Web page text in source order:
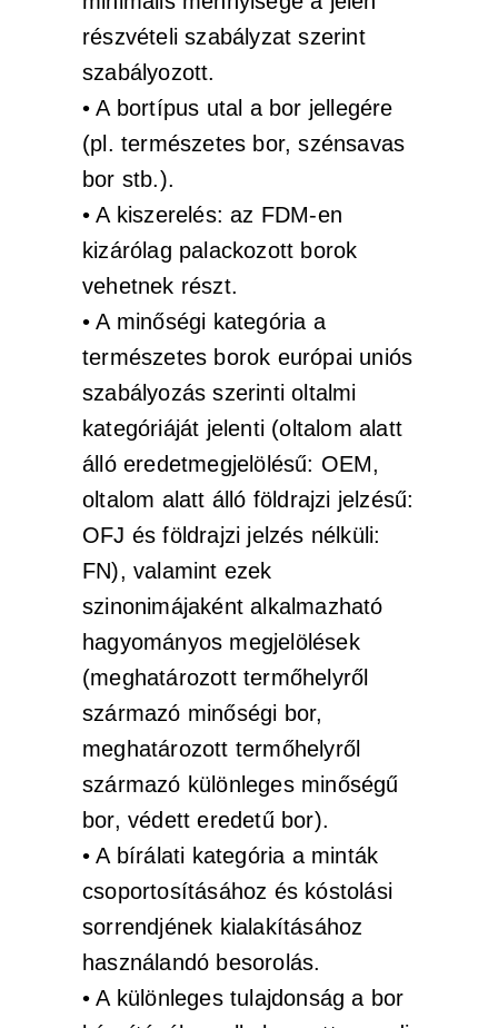
részvételi szabályzat szerint
szabályozott.
• A bortípus utal a bor jellegére
(pl. természetes bor, szénsavas
bor stb.).
• A kiszerelés: az FDM-en
kizárólag palackozott borok
vehetnek részt.
• A minőségi kategória a
természetes borok európai uniós
szabályozás szerinti oltalmi
kategóriáját jelenti (oltalom alatt
álló eredetmegjelölésű: OEM,
oltalom alatt álló földrajzi jelzésű:
OFJ és földrajzi jelzés nélküli:
FN), valamint ezek
szinonimájaként alkalmazható
hagyományos megjelölések
(meghatározott termőhelyről
származó minőségi bor,
meghatározott termőhelyről
származó különleges minőségű
bor, védett eredetű bor).
• A bírálati kategória a minták
csoportosításához és kóstolási
sorrendjének kialakításához
használandó besorolás.
• A különleges tulajdonság a bor